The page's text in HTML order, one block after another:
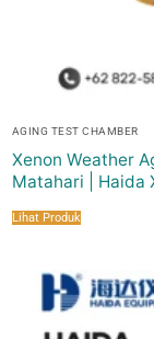
AGING TEST CHAMBER
Xenon Weather
Matahari | Haida
Lihat Produk